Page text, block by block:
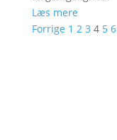
Læs mere
Forrige 1 2 3 4 5 6